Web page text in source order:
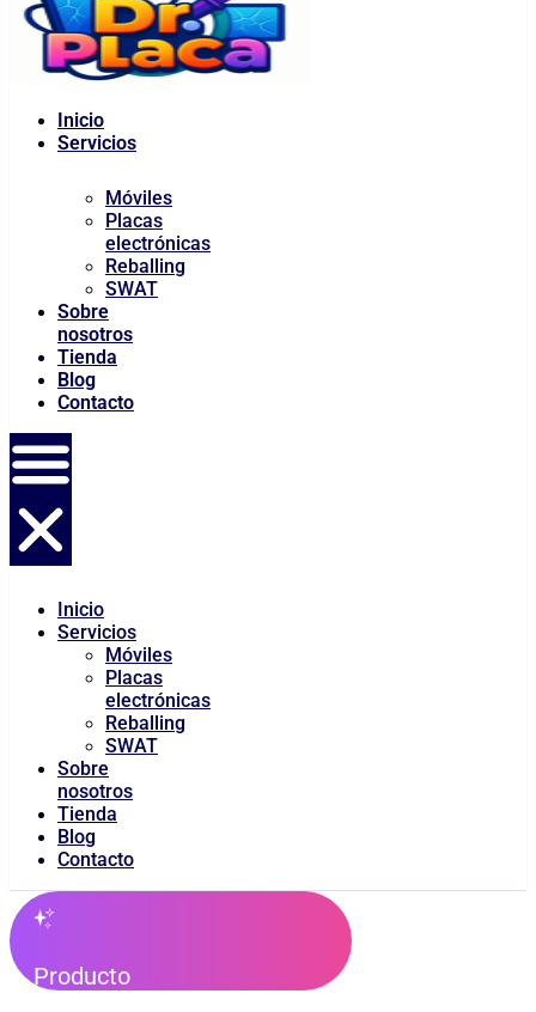
Inicio
Servicios
Móviles
Placas
electrónicas
Reballing
SWAT
Sobre
nosotros
Tienda
Blog
Contacto
Inicio
Servicios
Móviles
Placas
electrónicas
Reballing
SWAT
Sobre
nosotros
Tienda
Blog
Contacto
Producto